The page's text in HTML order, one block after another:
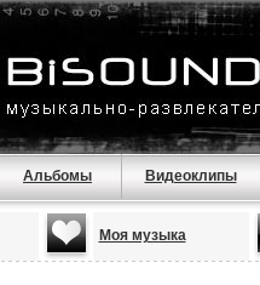
Альбомы Видеоклипы
Моя музыка